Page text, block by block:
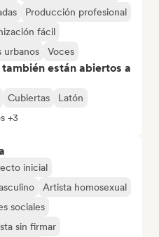
Producción profesional
fácil
urbanos Voces
están abiertos a
Cubiertas
Latón
+3
inicial
Artista homosexual
sociales
sin firmar